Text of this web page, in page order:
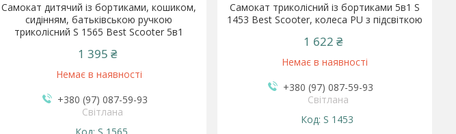
Самокат дитячий із бортиками, кошиком,
сидінням, батьківською ручкою
триколісний S 1565 Best Scooter 5в1
1 395 ₴
Немає в наявності
+380 (97) 087-59-93
Світлана
Самокат триколісний із бортиками 5в1 S
1453 Best Scooter, колеса PU з підсвіткою
1 622 ₴
Немає в наявності
+380 (97) 087-59-93
Світлана
S 1453